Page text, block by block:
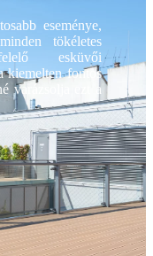
eseménye,
tökéletes
esküvői
kiemelten fontos
varázsolja ezt a